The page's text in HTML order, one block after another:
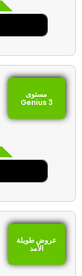
مستوى
Genius 3
عروض طويلة
الأمد